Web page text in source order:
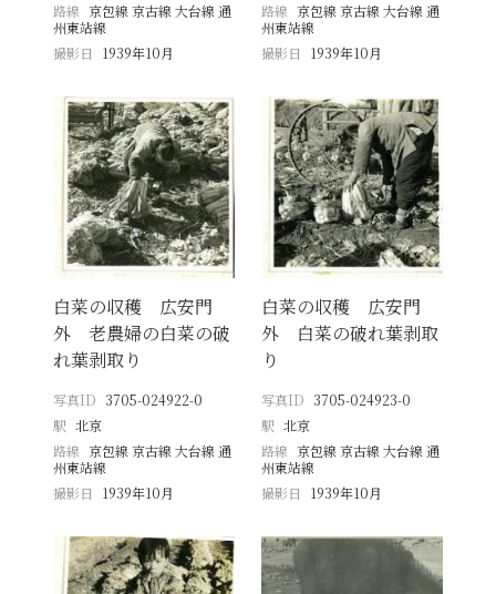
路線 京包線 京古線 大台線 通
州東站線
撮影日
1939年10月
路線 京包線 京古線 大台線 通
州東站線
撮影日
1939年10月
白菜の収穫 広安門
外 老農婦の白菜の破
れ葉剥取り
写真ID 3705-024922-0
駅 北京
路線 京包線 京古線 大台線 通
州東站線
撮影日
1939年10月
白菜の収穫 広安門
外 白菜の破れ葉剥取
り
写真ID 3705-024923-0
駅 北京
路線 京包線 京古線 大台線 通
州東站線
撮影日
1939年10月